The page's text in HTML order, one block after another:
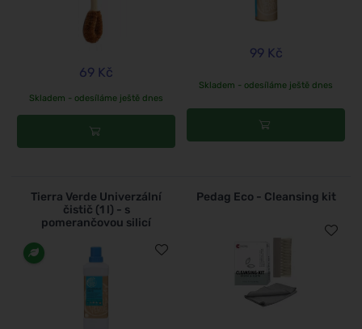
69 Kč
Skladem - odesíláme ještě dnes
99 Kč
Skladem - odesíláme ještě dnes
Tierra Verde Univerzální
čistič (1 l) - s
pomerančovou silicí
Pedag Eco - Cleansing kit